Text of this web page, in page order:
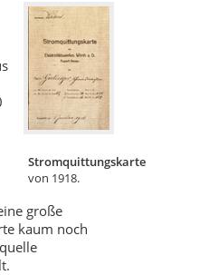
Stromquittungskarte
von 1918.
große
kaum noch